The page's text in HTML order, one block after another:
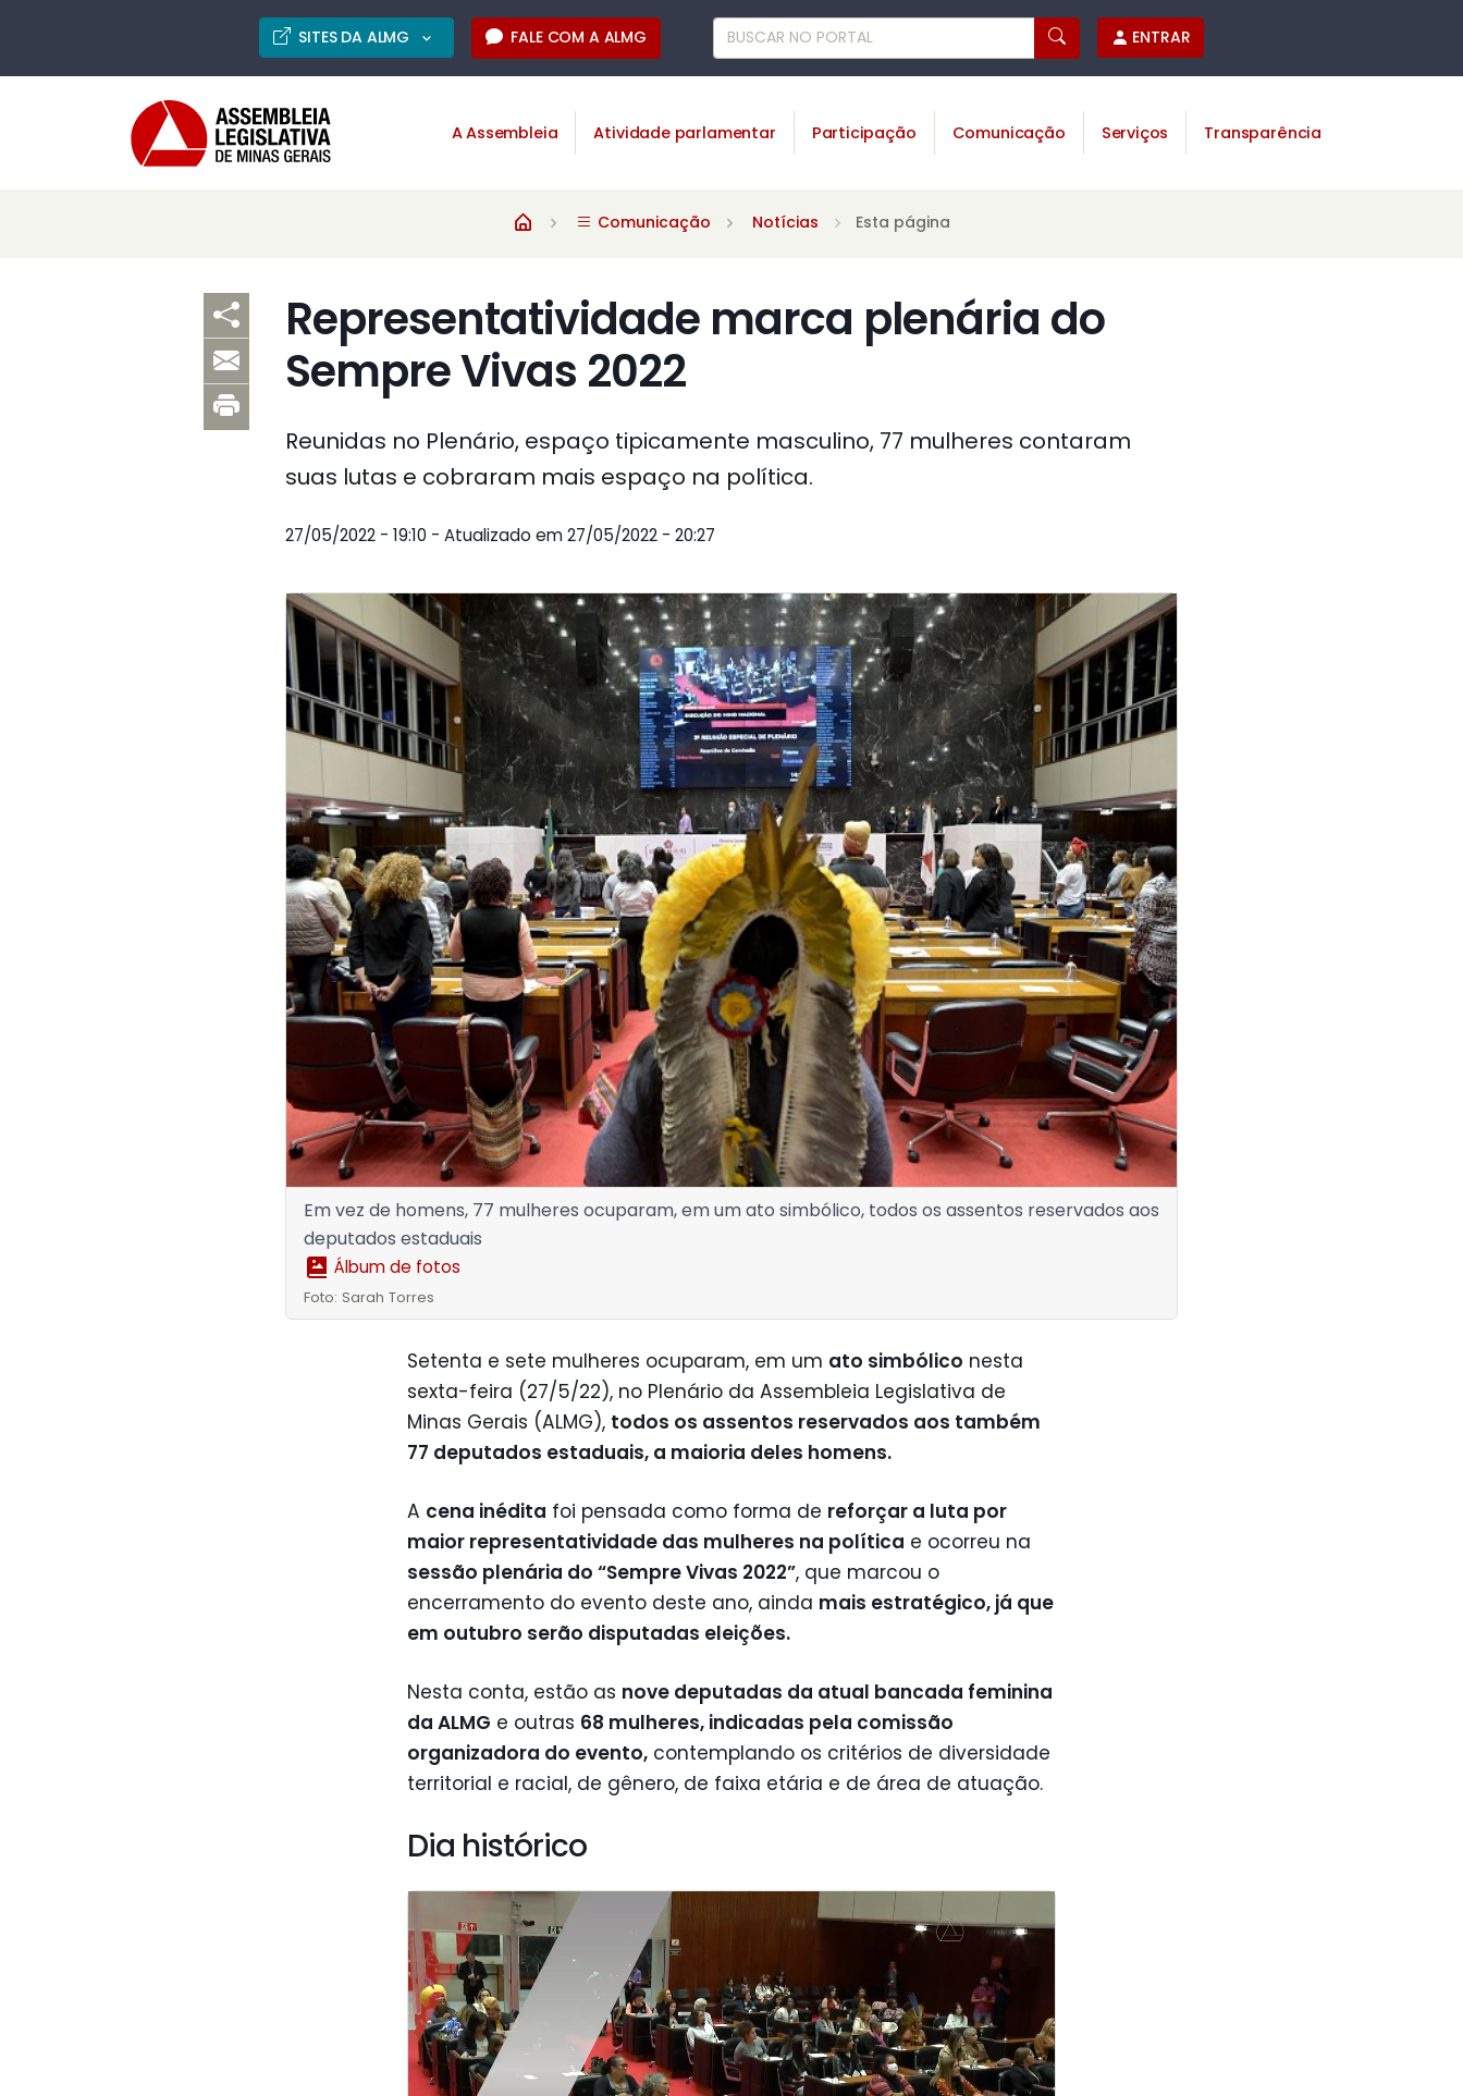
SITES DA ALMG FALE COM A ALMG ENTRAR
A Assembleia Atividade parlamentar Participação Comunicação Serviços Transparência
Comunicação Notícias Esta página
Representatividade marca plenária do
Sempre Vivas 2022
Reunidas no Plenário, espaço tipicamente masculino, 77 mulheres contaram
suas lutas e cobraram mais espaço na política.
27/05/2022 - 19:10 - Atualizado em 27/05/2022 - 20:27
Em vez de homens, 77 mulheres ocuparam, em um ato simbólico, todos os assentos reservados aos
deputados estaduais
Álbum de fotos
Foto: Sarah Torres
Setenta e sete mulheres ocuparam, em um ato simbólico nesta
sexta-feira (27/5/22), no Plenário da Assembleia Legislativa de
Minas Gerais (ALMG), todos os assentos reservados aos também
77 deputados estaduais, a maioria deles homens.
A cena inédita foi pensada como forma de reforçar a luta por
maior representatividade das mulheres na política e ocorreu na
sessão plenária do “Sempre Vivas 2022”, que marcou o
encerramento do evento deste ano, ainda mais estratégico, já que
em outubro serão disputadas eleições.
Nesta conta, estão as nove deputadas da atual bancada feminina
da ALMG e outras 68 mulheres, indicadas pela comissão
organizadora do evento, contemplando os critérios de diversidade
territorial e racial, de gênero, de faixa etária e de área de atuação.
Dia histórico